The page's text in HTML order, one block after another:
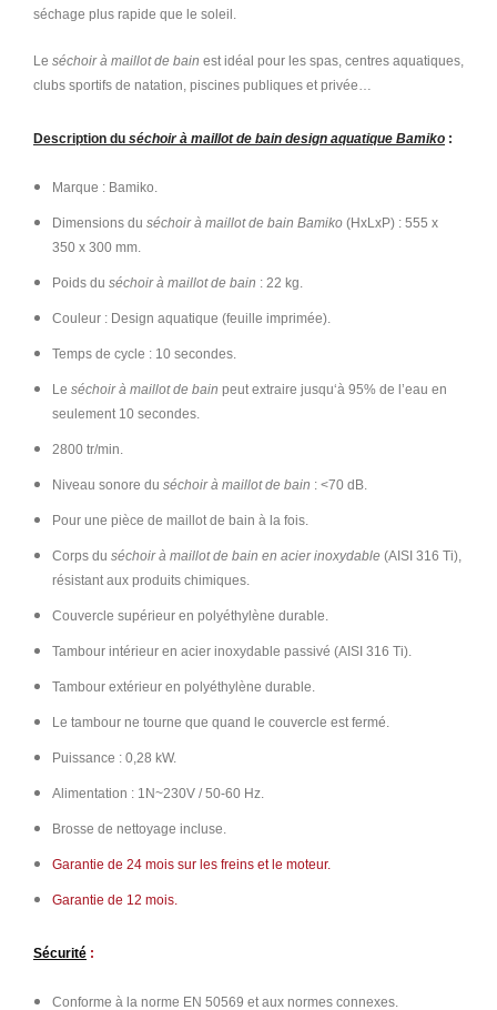
séchage plus rapide que le soleil.
Le séchoir à maillot de bain est idéal pour les spas, centres aquatiques,
clubs sportifs de natation, piscines publiques et privée…
Description du séchoir à maillot de bain design aquatique Bamiko :
Marque : Bamiko.
Dimensions du séchoir à maillot de bain Bamiko (HxLxP) : 555 x
350 x 300 mm.
Poids du séchoir à maillot de bain : 22 kg.
Couleur : Design aquatique (feuille imprimée).
Temps de cycle : 10 secondes.
Le séchoir à maillot de bain peut extraire jusqu‘à 95% de l’eau en
seulement 10 secondes.
2800 tr/min.
Niveau sonore du séchoir à maillot de bain : <70 dB.
Pour une pièce de maillot de bain à la fois.
Corps du séchoir à maillot de bain en acier inoxydable (AISI 316 Ti),
résistant aux produits chimiques.
Couvercle supérieur en polyéthylène durable.
Tambour intérieur en acier inoxydable passivé (AISI 316 Ti).
Tambour extérieur en polyéthylène durable.
Le tambour ne tourne que quand le couvercle est fermé.
Puissance : 0,28 kW.
Alimentation : 1N~230V / 50-60 Hz.
Brosse de nettoyage incluse.
Garantie de 24 mois sur les freins et le moteur.
Garantie de 12 mois.
Sécurité :
Conforme à la norme EN 50569 et aux normes connexes.